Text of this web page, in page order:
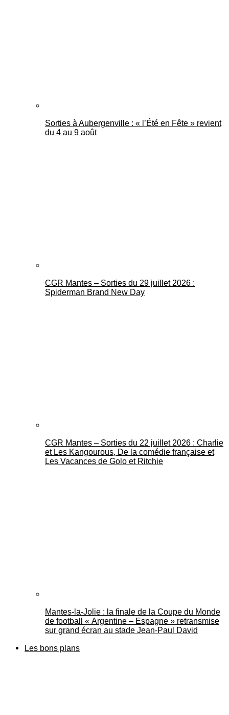
Sorties à Aubergenville : « l’Été en Fête » revient
du 4 au 9 août
CGR Mantes – Sorties du 29 juillet 2026 :
Spiderman Brand New Day
CGR Mantes – Sorties du 22 juillet 2026 : Charlie
et Les Kangourous, De la comédie française et
Les Vacances de Golo et Ritchie
Mantes-la-Jolie : la finale de la Coupe du Monde
de football « Argentine – Espagne » retransmise
sur grand écran au stade Jean-Paul David
Les bons plans